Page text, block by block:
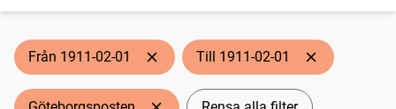
Från 1911-02-01 Till 1911-02-01